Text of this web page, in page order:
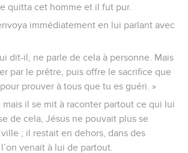
quitta cet homme et il fut pur.
immédiatement en lui parlant avec
dit-il, ne parle de cela à personne. Mais
par le prêtre, puis offre le sacrifice que
prouver à tous que tu es guéri. »
mais il se mit à raconter partout ce qui lui
de cela, Jésus ne pouvait plus se
; il restait en dehors, dans des
venait à lui de partout.